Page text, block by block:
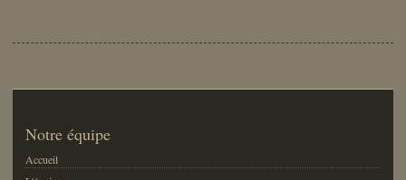
Notre équipe
Accueil